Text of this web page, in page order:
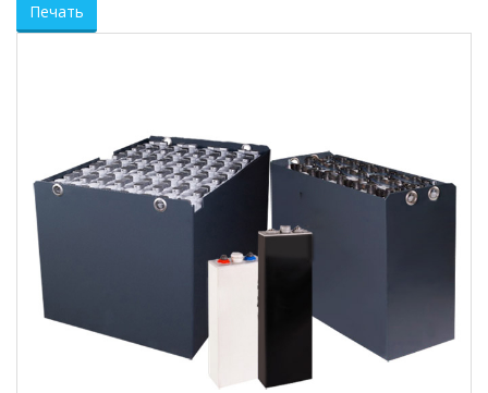
Печать